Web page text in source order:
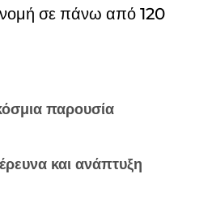
σε πάνω από 120
παρουσία
και ανάπτυξη